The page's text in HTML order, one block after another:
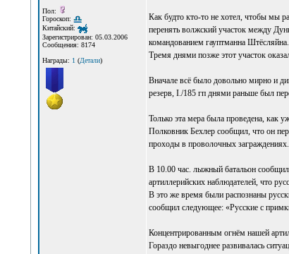
Пол:
Гороскоп:
Китайский:
Зарегистрирован: 05.03.2006
Сообщения: 8174
Награды: 1(Детали)
Как будто кто-то не хотел, чтобы мы
перенять волжский участок между
командованием гауптманна
Тремя днями позже этот участок
Вначале всё было довольно мирно и
резерв, I./185 гп днями раньше был
Только эта мера была проведена, как
Полковник Бехлер сообщил, что он
проходы в проволочных заграждениях.
В 10.00 час. лыжный батальон
артиллерийских наблюдателей, что
В это же время были распознаны
сообщил следующее: «Русские с
Концентрированным огнём нашей
Гораздо невыгоднее развивалась